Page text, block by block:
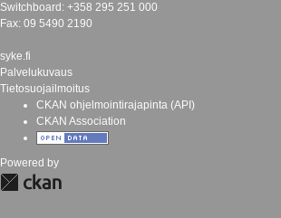
Switchboard: +358 295 251 000
Fax: 09 5490 2190
syke.fi
Palvelukuvaus
Tietosuojailmoitus
CKAN ohjelmointirajapinta (API)
CKAN Association
Powered by